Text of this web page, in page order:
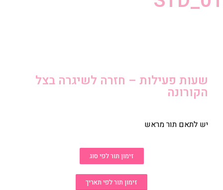
שעות פעילות – חזרה לשיגרה בצל
הקורונה
יש לתאם תור מראש
זימון תור לפי סוג
זימון תור לפי תאריך